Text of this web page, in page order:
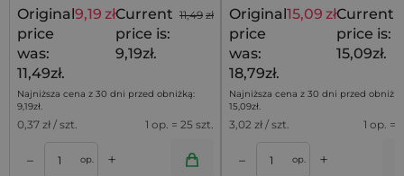
11,49 zł
Original
price
was:
11,49zł.
9,19 złCurrent
price is:
9,19zł.
Najniższa cena z 30 dni przed obniżką:
9,19zł.
0,37 zł / szt. 1 op. = 25 szt.
– op. +
Original
price
was:
18,79zł.
15,09 złCurrent
price is:
15,09zł.
Najniższa cena z 30 dni przed
15,09zł.
3,02 zł / szt. 1 op. =
– op. +
Dodaj do koszyka